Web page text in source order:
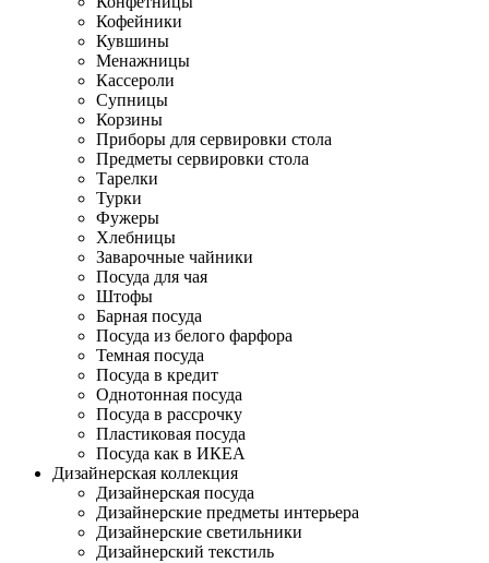
Кофейники
Кувшины
Менажницы
Кассероли
Супницы
Корзины
Приборы для сервировки стола
Предметы сервировки стола
Тарелки
Турки
Фужеры
Хлебницы
Заварочные чайники
Посуда для чая
Штофы
Барная посуда
Посуда из белого фарфора
Темная посуда
Посуда в кредит
Однотонная посуда
Посуда в рассрочку
Пластиковая посуда
Посуда как в ИКЕА
Дизайнерская коллекция
Дизайнерская посуда
Дизайнерские предметы интерьера
Дизайнерские светильники
Дизайнерский текстиль